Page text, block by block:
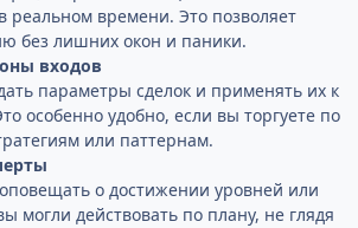
реальном времени. Это позволяет
без лишних окон и паники.
входов
параметры сделок и применять их к
особенно удобно, если вы торгуете по
или паттернам.
о достижении уровней или
могли действовать по плану, не глядя